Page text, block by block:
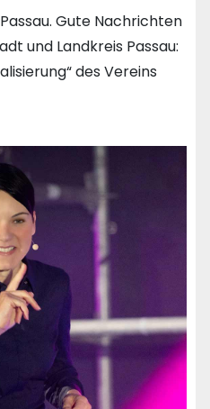
Gute Nachrichten
und Landkreis Passau:
des Vereins